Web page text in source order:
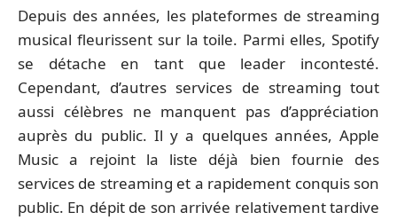
Depuis des années, les plateformes de streaming
musical fleurissent sur la toile. Parmi elles, Spotify
se détache en tant que leader incontesté.
Cependant, d’autres services de streaming tout
aussi célèbres ne manquent pas d’appréciation
auprès du public. Il y a quelques années, Apple
Music a rejoint la liste déjà bien fournie des
services de streaming et a rapidement conquis son
public. En dépit de son arrivée relativement tardive